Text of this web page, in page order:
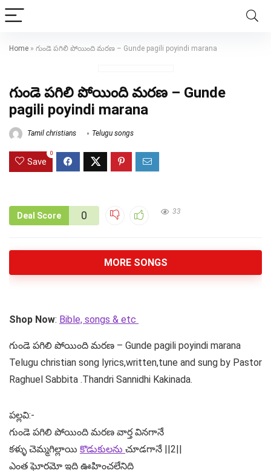
Home » గుండె పగిలి పోయింది మరణ – Gunde pagili poyindi marana
గుండె పగిలి పోయింది మరణ – Gunde
pagili poyindi marana
Tamil christians Telugu songs
Save
0
Deal Score 0 33
MORE SONGS
Shop Now: Bible, songs & etc
గుండె పగిలి పోయింది మరణ – Gunde pagili poyindi marana
Telugu christian song lyrics,written,tune and sung by Pastor
Raghuel Sabbita .Thandri Sannidhi Kakinada.
పల్లవి:-
గుండె పగిలి పోయింది మరణ వార్త వినగానే
కళ్ళు చెమ్మగిల్లాయి కొడుకులను చూడగానే ||2||
ఎంత ఘోరమో ఇది ఊహించలేనిది